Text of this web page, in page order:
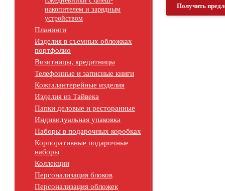
накопителем и зарядным
устройством
Планинги
Изделия в съемных обложках
портфолио
Визитницы, кредитницы
Телефонные и записные книги
Кожгалантерейные изделия
Изделия из Тайвека
Папки деловые и ресторанные
Индивидуальная упаковка
Наборы в подарочных коробках
Корпоративные подарочные
наборы
Коллекции
Персонализация блоков
Персонализация обложек
Получить